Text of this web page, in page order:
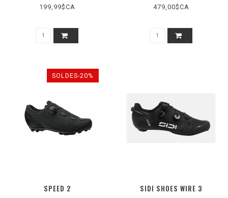
199,99$CA 479,00$CA
SOLDES-20%
SPEED 2 SIDI SHOES WIRE 3